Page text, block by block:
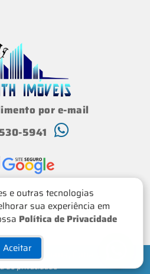
e outras tecnologias
sua experiência em
Política de Privacidade
Aceitar
por e-mail
5941
Granja Viana, Cotia, SP
de privacidade